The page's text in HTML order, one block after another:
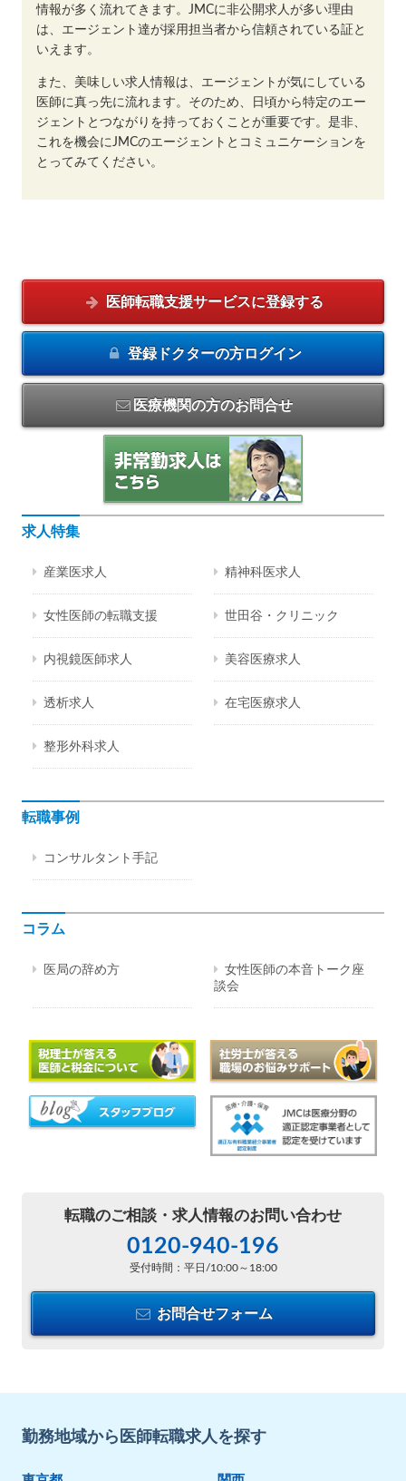
情報が多く流れてきます。JMCに非公開求人が多い理由
は、エージェント達が採用担当者から信頼されている証と
いえます。
また、美味しい求人情報は、エージェントが気にしている
医師に真っ先に流れます。そのため、日頃から特定のエー
ジェントとつながりを持っておくことが重要です。是非、
これを機会にJMCのエージェントとコミュニケーションを
とってみてください。
医師転職支援サービスに登録する
登録ドクターの方ログイン
医療機関の方のお問合せ
求人特集
産業医求人 精神科医求人
女性医師の転職支援 世田谷・クリニック
内視鏡医師求人 美容医療求人
透析求人 在宅医療求人
整形外科求人
転職事例
コンサルタント手記
コラム
医局の辞め方
女性医師の本音トーク座
談会
転職のご相談・ 求人情報のお問い合わせ
0120-940-196
受付時間：平日/10:00～18:00
お問合せフォーム
勤務地域から医師転職求人を探す